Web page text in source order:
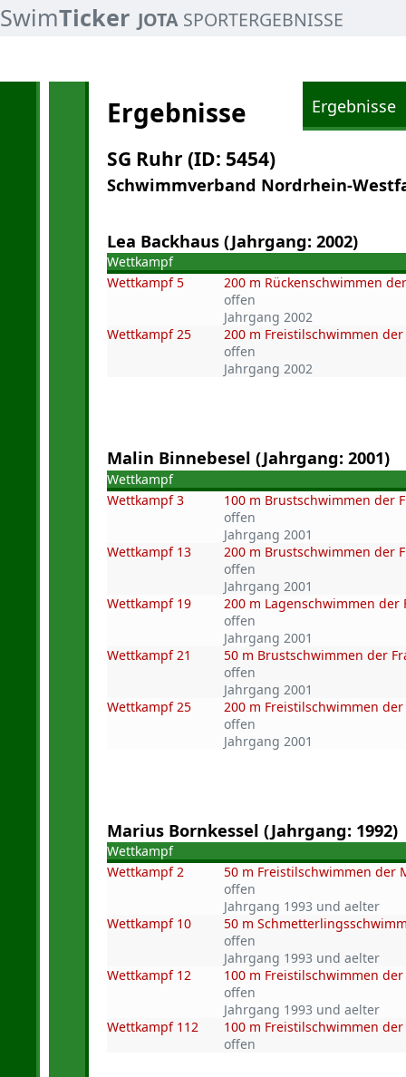
SwimTicker JOTA SPORTERGEBNISSE
Ergebnisse Ergebnisse
SG Ruhr (ID: 5454)
Schwimmverband Nordrhein-
Lea Backhaus (Jahrgang: 2002)
Wettkampf
Wettkampf 5
200 m Rückenschwimmen
offen
Jahrgang 2002
Wettkampf 25
200 m Freistilschwimmen
offen
Jahrgang 2002
Malin Binnebesel (Jahrgang: 2001)
Wettkampf
Wettkampf 3
100 m Brustschwimmen der
offen
Jahrgang 2001
Wettkampf 13
200 m Brustschwimmen der
offen
Jahrgang 2001
Wettkampf 19
200 m Lagenschwimmen der
offen
Jahrgang 2001
Wettkampf 21
50 m Brustschwimmen der
offen
Jahrgang 2001
Wettkampf 25
200 m Freistilschwimmen
offen
Jahrgang 2001
Marius Bornkessel (Jahrgang: 1992)
Wettkampf
Wettkampf 2
50 m Freistilschwimmen der
offen
Jahrgang 1993 und aelter
Wettkampf 10
50 m
offen
Jahrgang 1993 und aelter
Wettkampf 12
100 m Freistilschwimmen
offen
Jahrgang 1993 und aelter
Wettkampf 112
100 m Freistilschwimmen
offen